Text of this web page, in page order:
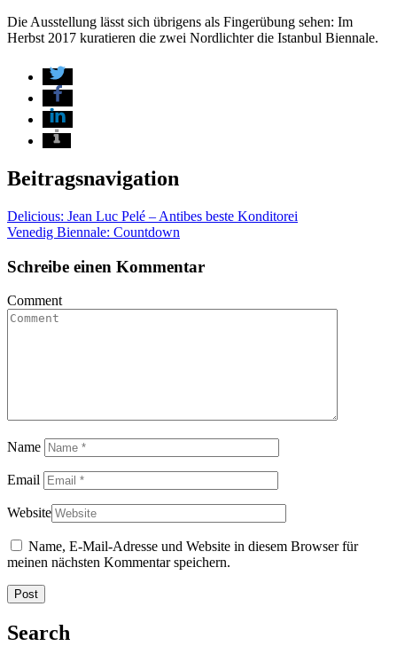
Die Ausstellung lässt sich übrigens als Fingerübung sehen: Im
Herbst 2017 kuratieren die zwei Nordlichter die Istanbul Biennale.
Beitragsnavigation
Delicious: Jean Luc Pelé – Antibes beste Konditorei
Venedig Biennale: Countdown
Schreibe einen Kommentar
Comment
Name
Email
Website
Name, E-Mail-Adresse und Website in diesem Browser für
meinen nächsten Kommentar speichern.
Search